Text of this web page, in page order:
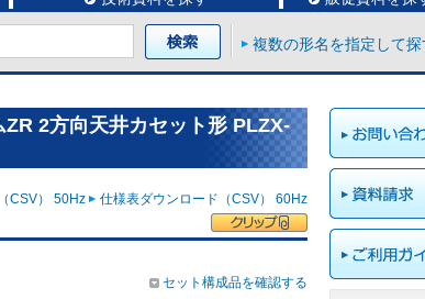
複数の形名を指定して
2方向天井カセット形 PLZX-
CSV） 50Hz 仕様表ダウンロード（CSV） 60Hz
セット構成品を確認する